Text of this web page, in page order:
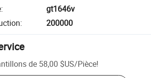
:
gt1646v
: 200000
de 58,00 $US/Pièce!